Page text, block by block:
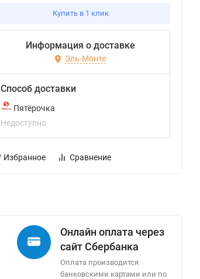
Купить в 1 клик
Информация о доставке
Эль-Монте
Способ доставки
Пятёрочка
Недоступно
Избранное Сравнение
Онлайн оплата через
сайт Сбербанка
Оплата производится
банковскими картами или по